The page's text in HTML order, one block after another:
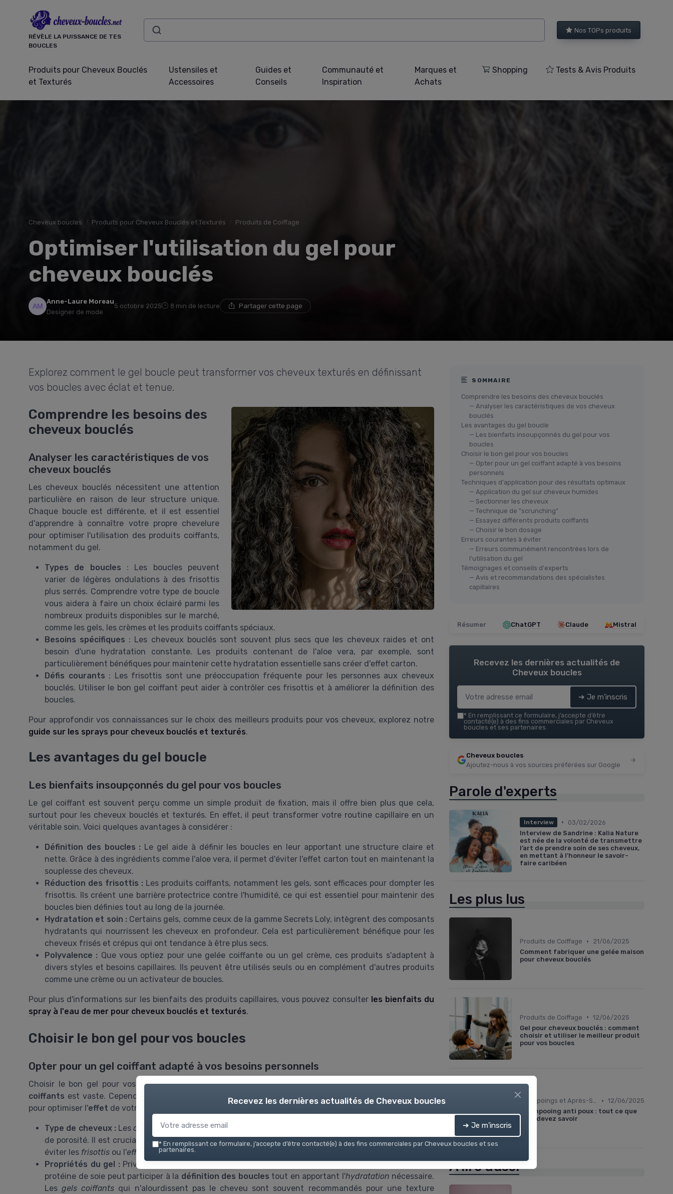
RÉVÈLE LA PUISSANCE DE TES
BOUCLES
Nos TOPs produits
Produits pour Cheveux Bouclés
et Texturés
Ustensiles et
Accessoires
Guides et
Conseils
Communauté et
Inspiration
Marques et
Achats
Shopping Tests & Avis Produits
Cheveux boucles Produits pour Cheveux Bouclés et Texturés Produits de Coiffage
Optimiser l'utilisation du gel pour
cheveux bouclés
Anne-Laure Moreau
Designer de mode
5 octobre 2025 8 min de lecture Partager cette page
Explorez comment le gel boucle peut transformer vos cheveux texturés en définissant
vos boucles avec éclat et tenue.
Comprendre les besoins des
cheveux bouclés
Analyser les caractéristiques de vos
cheveux bouclés
Les cheveux bouclés nécessitent une attention
particulière en raison de leur structure unique.
Chaque boucle est différente, et il est essentiel
d'apprendre à connaître votre propre chevelure
pour optimiser l'utilisation des produits coiffants,
notamment du gel.
Types de boucles : Les boucles peuvent
varier de légères ondulations à des frisottis
plus serrés. Comprendre votre type de boucle
vous aidera à faire un choix éclairé parmi les
nombreux produits disponibles sur le marché,
comme les gels, les crèmes et les produits coiffants spéciaux.
Besoins spécifiques : Les cheveux bouclés sont souvent plus secs que les cheveux raides et ont
besoin d'une hydratation constante. Les produits contenant de l'aloe vera, par exemple, sont
particulièrement bénéfiques pour maintenir cette hydratation essentielle sans créer d'effet carton.
Défis courants : Les frisottis sont une préoccupation fréquente pour les personnes aux cheveux
bouclés. Utiliser le bon gel coiffant peut aider à contrôler ces frisottis et à améliorer la définition des
boucles.
Pour approfondir vos connaissances sur le choix des meilleurs produits pour vos cheveux, explorez notre
guide sur les sprays pour cheveux bouclés et texturés.
Les avantages du gel boucle
Les bienfaits insoupçonnés du gel pour vos boucles
Le gel coiffant est souvent perçu comme un simple produit de fixation, mais il offre bien plus que cela,
surtout pour les cheveux bouclés et texturés. En effet, il peut transformer votre routine capillaire en un
véritable soin. Voici quelques avantages à considérer :
Définition des boucles : Le gel aide à définir les boucles en leur apportant une structure claire et
nette. Grâce à des ingrédients comme l'aloe vera, il permet d'éviter l'effet carton tout en maintenant la
souplesse des cheveux.
Réduction des frisottis : Les produits coiffants, notamment les gels, sont efficaces pour dompter les
frisottis. Ils créent une barrière protectrice contre l'humidité, ce qui est essentiel pour maintenir des
boucles bien définies tout au long de la journée.
Hydratation et soin : Certains gels, comme ceux de la gamme Secrets Loly, intègrent des composants
hydratants qui nourrissent les cheveux en profondeur. Cela est particulièrement bénéfique pour les
cheveux frisés et crépus qui ont tendance à être plus secs.
Polyvalence : Que vous optiez pour une gelée coiffante ou un gel crème, ces produits s'adaptent à
divers styles et besoins capillaires. Ils peuvent être utilisés seuls ou en complément d'autres produits
comme une crème ou un activateur de boucles.
Pour plus d'informations sur les bienfaits des produits capillaires, vous pouvez consulter les bienfaits du
spray à l'eau de mer pour cheveux bouclés et texturés.
Choisir le bon gel pour vos boucles
Opter pour un gel coiffant adapté à vos besoins personnels
Choisir le bon gel pour vos cheveux bouclés peut sembler délicat, tant l'offre en matière deproduits
coiffants est vaste. Cependant, il est essentiel de prendre en compte les particularités de vos
cheveux
pour optimiser l'effet de votre
Type de cheveux : Lescheveux texturéspeuvent varier largement en termes de densité, de volume et
de porosité. Il est crucial de choisir unproduitqui répond spécifiquement à ces caractéristiques pour
éviter les frisottis ou l'effet carton.
Propriétés du gel : Privilégier un
protéine de soie peut participer à la définition des boucles tout en apportant l'hydratation nécessaire.
Lesgels coiffants qui n'alourdissent pas le cheveu sont souvent recommandés pour une texture
SOMMAIRE
Comprendre les besoins des cheveux bouclés
— Analyser les caractéristiques de vos cheveux
bouclés
Les avantages du gel boucle
— Les bienfaits insoupçonnés du gel pour vos
boucles
Choisir le bon gel pour vos boucles
— Opter pour un gel coiffant adapté à vos besoins
personnels
Techniques d'application pour des résultats optimaux
— Application du gel sur cheveux humides
— Sectionner les cheveux
— Technique de "scrunching"
— Essayez différents produits coiffants
— Choisir le bon dosage
Erreurs courantes à éviter
— Erreurs communément rencontrées lors de
l'utilisation du gel
Témoignages et conseils d'experts
— Avis et recommandations des spécialistes
capillaires
Résumer ChatGPT Claude Mistral
Recevez les dernières actualités de
Cheveux boucles
➔ Je m'inscris
* En remplissant ce formulaire, j’accepte d’être
contacté(e) à des fins commerciales par Cheveux
boucles et ses partenaires.
Cheveux boucles
Ajoutez-nous à vos sources préférées sur Google
Parole d'experts
Interview •
03/02/2026
Interview de Sandrine : Kalia Nature
est née de la volonté de transmettre
l’art de prendre soin de ses cheveux,
en mettant à l’honneur le savoir-
faire caribéen
Les plus lus
Produits de Coiffage •
21/06/2025
Comment fabriquer une gelée maison
pour cheveux bouclés
Produits de Coiffage • 12/06/2025
Gel pour cheveux bouclés : comment
choisir et utiliser le meilleur produit
pour vos boucles
Shampoings et Après-Shampoings • 12/06/2025
Shampooing anti poux : tout ce que
vous devez savoir
À lire aussi
Recevez les dernières actualités de Cheveux boucles
➔ Je m'inscris
* En remplissant ce formulaire, j’accepte d’être contacté(e) à des fins commerciales par Cheveux boucles et ses
partenaires.